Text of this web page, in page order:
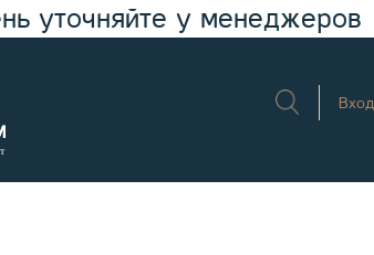
уточняйте у менеджеров
Вход